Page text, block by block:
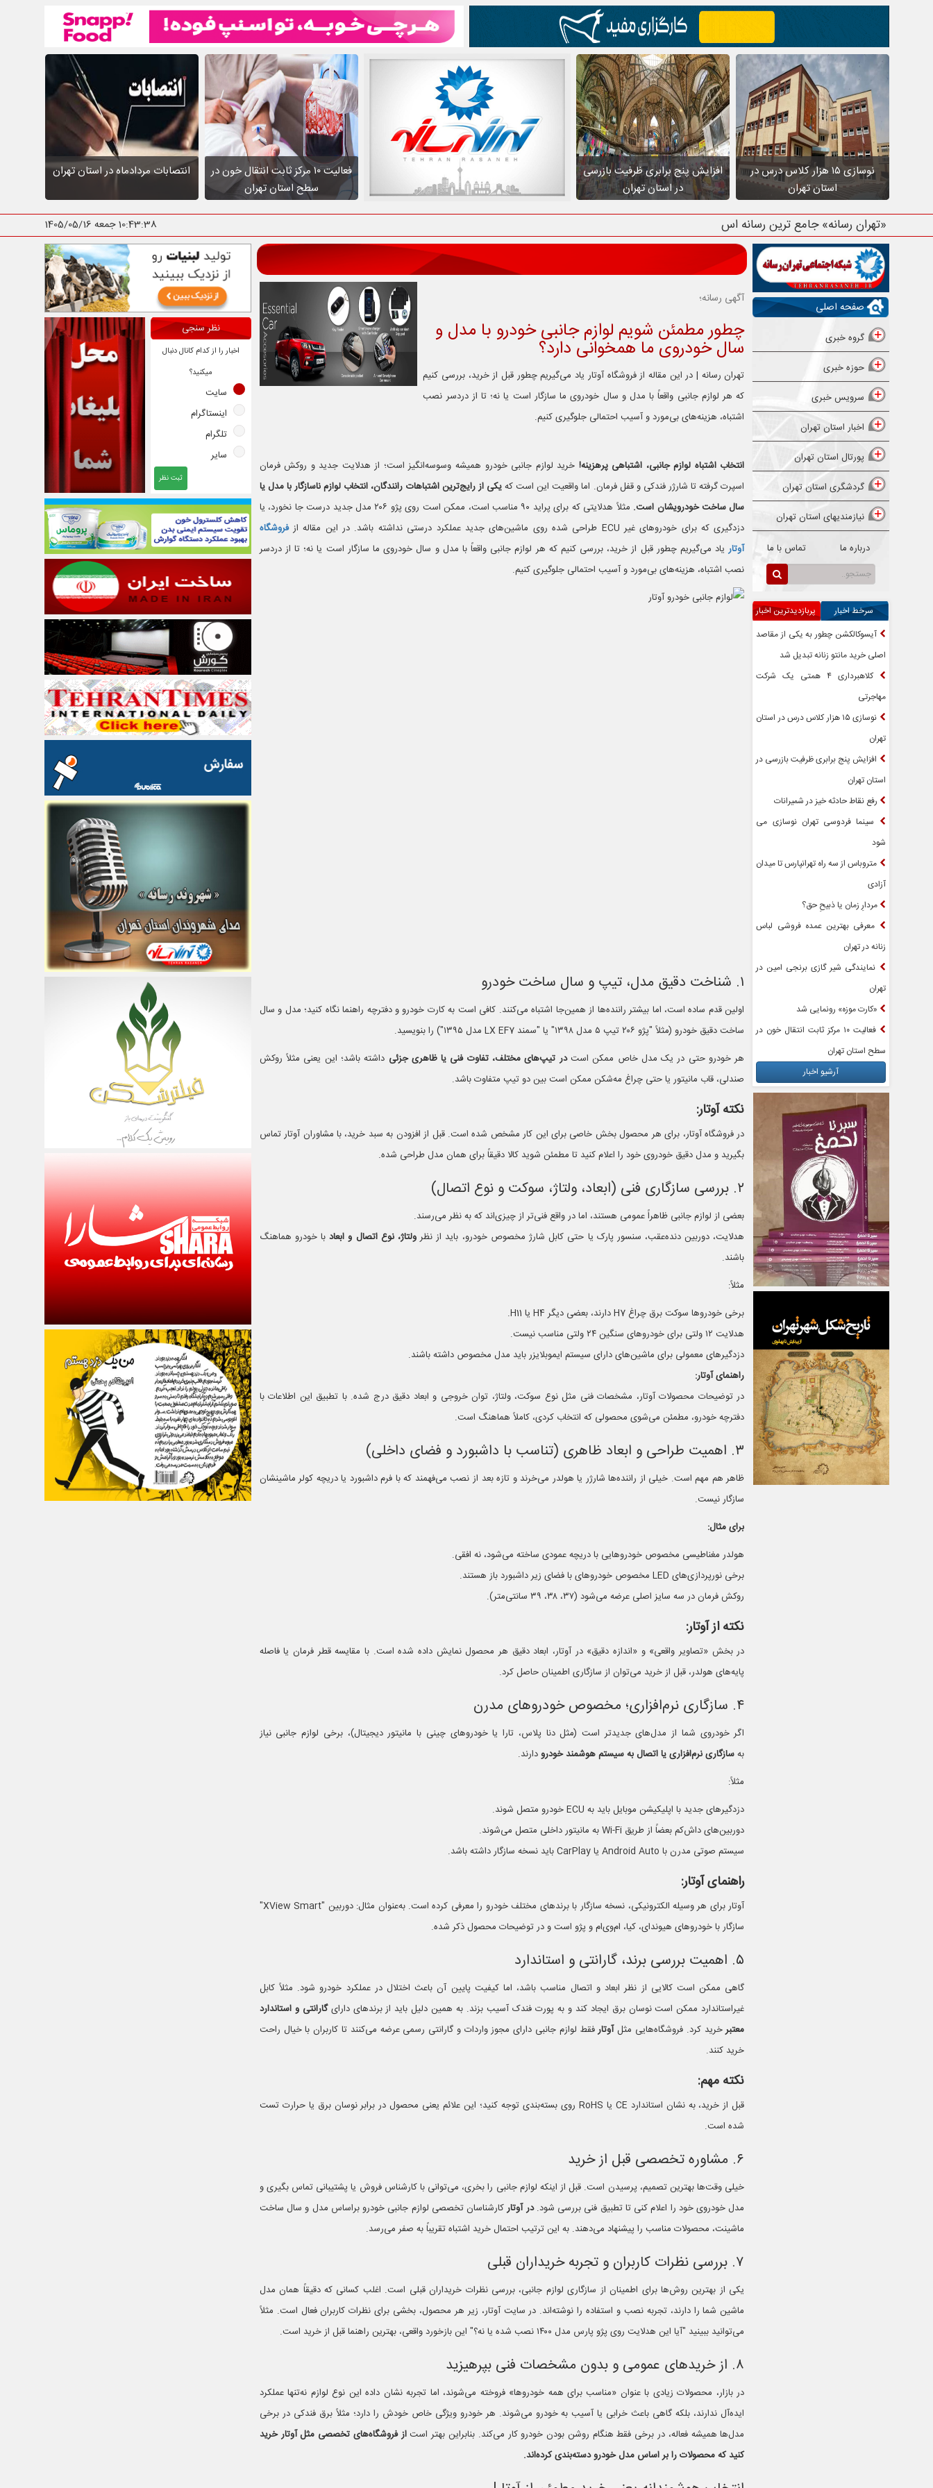
نوسازی ۱۵ هزار کلاس درس در
استان تهران
افزایش پنج برابری ظرفیت بازرسی
در استان تهران
فعالیت ۱۰ مرکز ثابت انتقال خون در
سطح استان تهران
انتصابات مردادماه در استان تهران
«تهران رسانه» جامع ترین رسانه استان تهرا 10:43:40 جمعه 1405/05/16
صفحه اصلی
گروه خبری
حوزه خبری
سرویس خبری
اخبار استان تهران
پورتال استان تهران
گردشگری استان تهران
نیازمندیهای استان تهران
درباره ما تماس با ما
سرخط اخبار
پربازدیدترین اخبار
آیسوکالکشن چطور به یکی از مقاصد
اصلی خرید مانتو زنانه تبدیل شد
کلاهبرداری ۴ همتی یک شرکت
مهاجرتی
نوسازی ۱۵ هزار کلاس درس در استان
تهران
افزایش پنج برابری ظرفیت بازرسی در
استان تهران
رفع نقاط حادثه خیز در شمیرانات
سینما فردوسی تهران نوسازی می
شود
متروباس از سه راه تهرانپارس تا میدان
آزادی
مردارِ زمان یا ذبیحِ حق؟
معرفی بهترین عمده فروشی لباس
زنانه در تهران
نمایندگی شیر گازی برنجی امین در
تهران
«کارت موزه» رونمایی شد
فعالیت ۱۰ مرکز ثابت انتقال خون در
سطح استان تهران
آرشیو اخبار
آگهی رسانه؛
چطور مطمئن شویم لوازم جانبی خودرو با مدل و
سال خودروی ما همخوانی دارد؟
تهران رسانه | در این مقاله از فروشگاه آوتار یاد می‌گیریم چطور قبل از خرید، بررسی کنیم
که هر لوازم جانبی واقعاً با مدل و سال خودروی ما سازگار است یا نه؛ تا از دردسر نصب
اشتباه، هزینه‌های بی‌مورد و آسیب احتمالی جلوگیری کنیم.
انتخاب اشتباه لوازم جانبی، اشتباهی پرهزینه! خرید لوازم جانبی خودرو همیشه وسوسه‌انگیز است؛ از هدلایت جدید و روکش فرمان
اسپرت گرفته تا شارژر فندکی و قفل فرمان. اما واقعیت این است کهیکی از رایج‌ترین اشتباهات رانندگان، انتخاب لوازم ناسازگار با مدل یا
سال ساخت خودرویشان است.
مثلاً هد‌لایتی که برای پراید ۹۰ مناسب است، ممکن است روی پژو ۲۰۶ مدل جدید درست جا نخورد، یا
دزدگیری که برای خودروهای غیر ECU طراحی شده روی ماشین‌های جدید عملکرد درستی نداشته باشد. در این مقاله از
فروشگاه
آوتار یاد می‌گیریم چطور قبل از خرید، بررسی کنیم که هر لوازم جانبی واقعاً با مدل و سال خودروی ما سازگار است یا نه؛ تا از دردسر
نصب اشتباه، هزینه‌های بی‌مورد و آسیب احتمالی جلوگیری کنیم.
۱. شناخت دقیق مدل، تیپ و سال ساخت خودرو
اولین قدم ساده است، اما بیشتر راننده‌ها از همین‌جا اشتباه می‌کنند. کافی است به کارت خودرو و دفترچه راهنما نگاه کنید؛ مدل و سال
ساخت دقیق خودرو (مثلاً "پژو ۲۰۶ تیپ ۵ مدل ۱۳۹۸" یا "سمند LX EF7 مدل ۱۳۹۵") را بنویسید.
هر خودرو حتی در یک مدل خاص ممکن استدر تیپ‌های مختلف، تفاوت فنی یا ظاهری جزئی داشته باشد؛ این یعنی مثلاً روکش
صندلی، قاب مانیتور یا حتی چراغ مه‌شکن ممکن است بین دو تیپ متفاوت باشد.
نکته آوتار:
در فروشگاه آوتار، برای هر محصول بخش خاصی برای این کار مشخص شده است. قبل از افزودن به سبد خرید، با مشاوران آوتار تماس
بگیرید و مدل دقیق خودروی خود را اعلام کنید تا مطمئن شوید کالا دقیقاً برای همان مدل طراحی شده.
۲. بررسی سازگاری فنی (ابعاد، ولتاژ، سوکت و نوع اتصال)
بعضی از لوازم جانبی ظاهراً عمومی هستند، اما در واقع فنی‌تر از چیزی‌اند که به نظر می‌رسند.
هدلایت، دوربین دنده‌عقب، سنسور پارک یا حتی کابل شارژ مخصوص خودرو، باید از نظرولتاژ، نوع اتصال و ابعادبا خودرو هماهنگ
باشند.
مثلاً:
برخی خودروها سوکت برق چراغ H7 دارند، بعضی دیگر H4 یا H11.
هدلایت ۱۲ ولتی برای خودروهای سنگین ۲۴ ولتی مناسب نیست.
دزدگیرهای معمولی برای ماشین‌های دارای سیستم ایموبلایزر باید مدل مخصوص داشته باشند.
راهنمای آوتار:
در توضیحات محصولات آوتار، مشخصات فنی مثل نوع سوکت، ولتاژ، توان خروجی و ابعاد دقیق درج شده. با تطبیق این اطلاعات با
دفترچه خودرو، مطمئن می‌شوی محصولی که انتخاب کردی، کاملاً هماهنگ است.
۳. اهمیت طراحی و ابعاد ظاهری (تناسب با داشبورد و فضای داخلی)
ظاهر هم مهم است. خیلی از راننده‌ها شارژر یا هولدر می‌خرند و تازه بعد از نصب می‌فهمند که با فرم داشبورد یا دریچه کولر ماشینشان
سازگار نیست.
برای مثال:
هولدر مغناطیسی مخصوص خودروهایی با دریچه عمودی ساخته می‌شود، نه افقی.
برخی نورپردازی‌های LED مخصوص خودروهای با فضای زیر داشبورد باز هستند.
روکش فرمان در سه سایز اصلی عرضه می‌شود (۳۷، ۳۸، ۳۹ سانتی‌متر).
نکته از آوتار:
در بخش «تصاویر واقعی» و «اندازه دقیق» در آوتار، ابعاد دقیق هر محصول نمایش داده شده است. با مقایسه قطر فرمان یا فاصله
پایه‌های هولدر، قبل از خرید می‌توان از سازگاری اطمینان حاصل کرد.
۴. سازگاری نرم‌افزاری؛ مخصوص خودروهای مدرن
اگر خودروی شما از مدل‌های جدیدتر است (مثل دنا پلاس، تارا یا خودروهای چینی با مانیتور دیجیتال)، برخی لوازم جانبی نیاز
بهسازگاری نرم‌افزاری یا اتصال به سیستم هوشمند خودرودارند.
مثلاً:
دزدگیرهای جدید با اپلیکیشن موبایل باید به ECU خودرو متصل شوند.
دوربین‌های داش‌کم بعضاً از طریق Wi-Fi به مانیتور داخلی متصل می‌شوند.
سیستم صوتی مدرن با Android Auto یا CarPlay باید نسخه سازگار داشته باشد.
راهنمای آوتار:
آوتار برای هر وسیله الکترونیکی، نسخه سازگار با برندهای مختلف خودرو را معرفی کرده است. به‌عنوان مثال: دوربین "XView Smart"
سازگار با خودروهای هیوندای، کیا، ام‌وی‌ام و پژو است و در توضیحات محصول ذکر شده.
۵. اهمیت بررسی برند، گارانتی و استاندارد
گاهی ممکن است کالایی از نظر ابعاد و اتصال مناسب باشد، اما کیفیت پایین آن باعث اختلال در عملکرد خودرو شود. مثلاً کابل
غیراستاندارد ممکن است نوسان برق ایجاد کند و به پورت فندک آسیب بزند. به همین دلیل باید از برندهای دارایگارانتی و استاندارد
معتبرخرید کرد. فروشگاه‌هایی مثلآوتارفقط لوازم جانبی دارای مجوز واردات و گارانتی رسمی عرضه می‌کنند تا کاربران با خیال راحت
خرید کنند.
نکته مهم:
قبل از خرید، به نشان استاندارد CE یا RoHS روی بسته‌بندی توجه کنید؛ این علائم یعنی محصول در برابر نوسان برق یا حرارت تست
شده است.
۶. مشاوره تخصصی قبل از خرید
خیلی وقت‌ها بهترین تصمیم، پرسیدن است. قبل از اینکه لوازم جانبی را بخری، می‌توانی با کارشناس فروش یا پشتیبانی تماس بگیری و
مدل خودروی خود را اعلام کنی تا تطبیق فنی بررسی شود.در آوتارکارشناسان تخصصی لوازم جانبی خودرو براساس مدل و سال ساخت
ماشینت، محصولات مناسب را پیشنهاد می‌دهند. به این ترتیب احتمال خرید اشتباه تقریباً به صفر می‌رسد.
۷. بررسی نظرات کاربران و تجربه خریداران قبلی
یکی از بهترین روش‌ها برای اطمینان از سازگاری لوازم جانبی، بررسی نظرات خریداران قبلی است. اغلب کسانی که دقیقاً همان مدل
ماشین شما را دارند، تجربه نصب و استفاده را نوشته‌اند. در سایت آوتار، زیر هر محصول، بخشی برای نظرات کاربران فعال است. مثلاً
می‌توانید ببینید "آیا این هدلایت روی پژو پارس مدل ۱۴۰۰ نصب شده یا نه؟" این بازخورد واقعی، بهترین راهنما قبل از خرید است.
۸. از خریدهای عمومی و بدون مشخصات فنی بپرهیزید
در بازار، محصولات زیادی با عنوان «مناسب برای همه خودروها» فروخته می‌شوند، اما تجربه نشان داده این نوع لوازم نه‌تنها عملکرد
ایده‌آل ندارند، بلکه گاهی باعث خرابی یا آسیب به خودرو می‌شوند. هر خودرو ویژگی خاص خودش را دارد؛ مثلاً برق فندکی در برخی
مدل‌ها همیشه فعاله، در برخی فقط هنگام روشن بودن خودرو کار می‌کند. بنابراین بهتر استاز فروشگاه‌های تخصصی مثل آوتار خرید
کنید که محصولات را بر اساس مدل خودرو دسته‌بندی کرده‌اند.
نظر سنجی
اخبار را از کدام کانال دنبال
میکنید؟
سایت
اینستاگرام
تلگرام
سایر
ثبت نظر